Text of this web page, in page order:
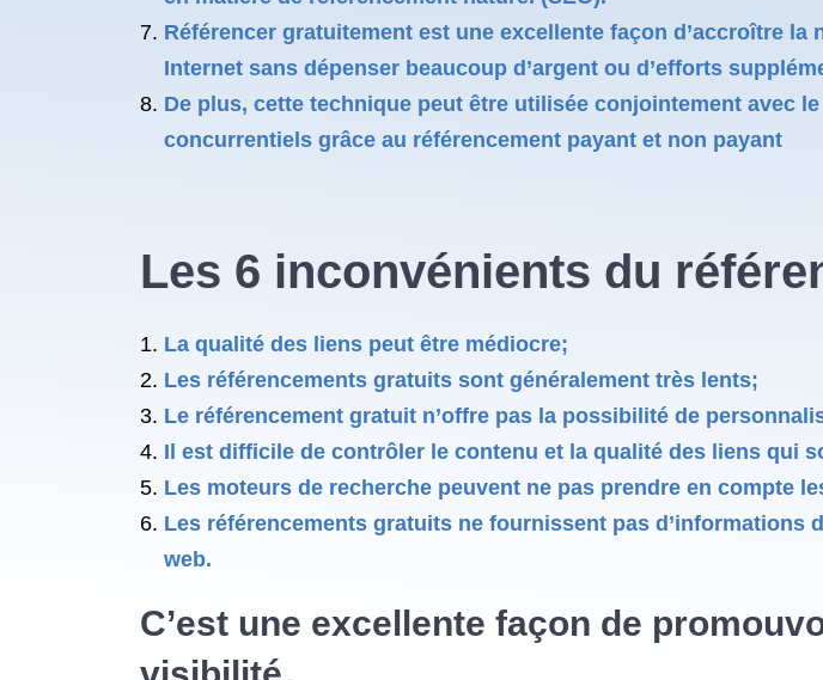
Référencer gratuitement est une excellente façon d’accroître
Internet sans dépenser beaucoup d’argent ou d’efforts
De plus, cette technique peut être utilisée conjointement avec
concurrentiels grâce au référencement payant et non payant
Les 6 inconvénients du
La qualité des liens peut être médiocre;
Les référencements gratuits sont généralement très lents;
Le référencement gratuit n’offre pas la possibilité de
Il est difficile de contrôler le contenu et la qualité des liens qui
Les moteurs de recherche peuvent ne pas prendre en compte
Les référencements gratuits ne fournissent pas
web.
C’est une excellente façon de